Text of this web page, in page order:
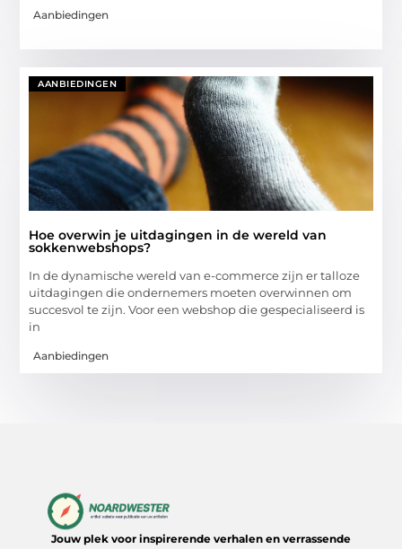
Aanbiedingen
AANBIEDINGEN
Hoe overwin je uitdagingen in de wereld van
sokkenwebshops?
In de dynamische wereld van e-commerce zijn er talloze
uitdagingen die ondernemers moeten overwinnen om
succesvol te zijn. Voor een webshop die gespecialiseerd is
in
Aanbiedingen
Jouw plek voor inspirerende verhalen en verrassende